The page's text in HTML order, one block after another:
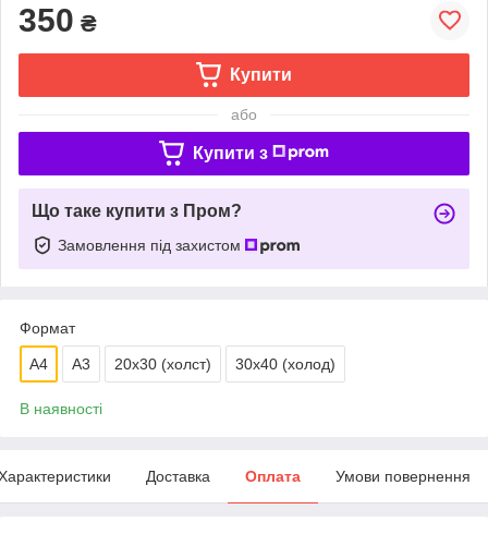
350 ₴
Купити
або
Купити з
Що таке купити з Пром?
Замовлення під захистом
Формат
A4 А3 20х30 (холст) 30х40 (холод)
В наявності
Доставка Оплата Умови повернення